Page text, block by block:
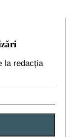
la redacția